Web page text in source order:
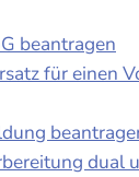
beantragen
für einen
dual